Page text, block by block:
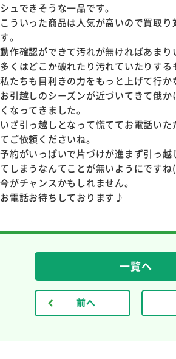
シュできそうな一品です。
こういった商品は人気が高いので買取
す。
動作確認ができて汚れが無ければあまり
多くはどこか破れたり汚れていたりする
私たちも目利きの力をもっと上げて行か
お引越しのシーズンが近づいてきて俄か
くなってきました。
いざ引っ越しとなって慌ててお電話いた
てご依頼くださいね。
予約がいっぱいで片づけが進まず引っ越
てしまうなんてことが無いようにです
今がチャンスかもしれません。
お電話お待ちしております♪
前へ
一覧へ